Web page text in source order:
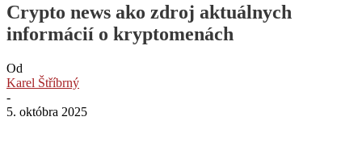
Crypto news ako zdroj aktuálnych
informácií o kryptomenách
Od
Karel Štříbrný
-
5. októbra 2025